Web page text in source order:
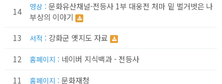
14 영상 : 문화유산채널-전등사 1부 대웅전 처마 밑 벌거벗은 나
부상의 이야기
13
서적 : 강화군 옛지도 자료
12
홈페이지 : 네이버 지식백과 - 전등사
11
홈페이지 : 문화재청